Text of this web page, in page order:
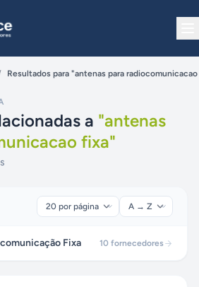
Resultados para "antenas para
a "antenas
fixa"
Fixa 10 fornecedores